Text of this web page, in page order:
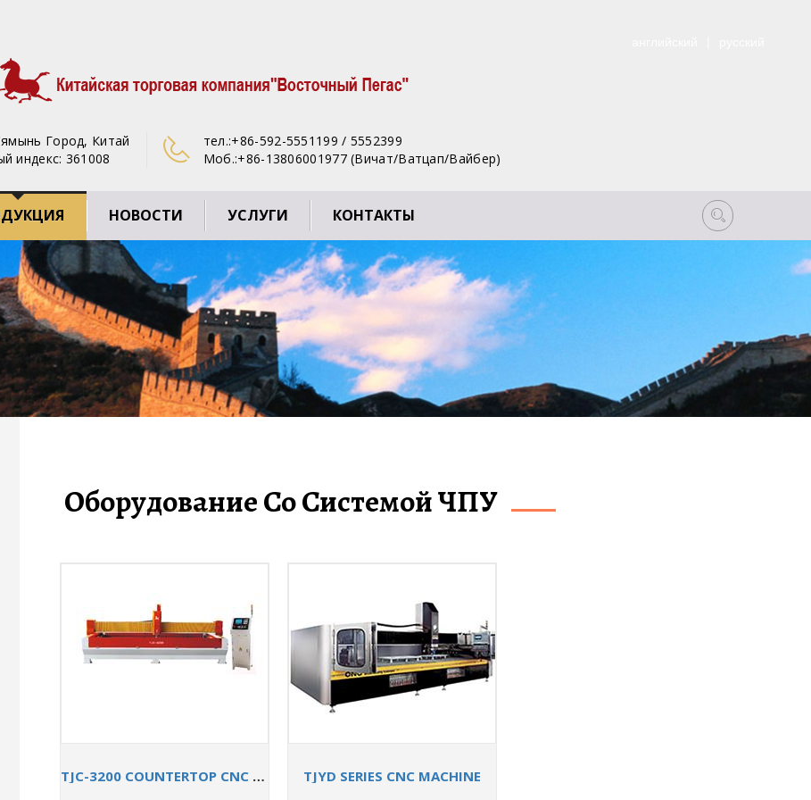
тел.:+86-592-5551199 / 5552399
Моб.:+86-13806001977 (Вичат/Ватцап/Вайбер)
Город, Китай
индекс: 361008
НОВОСТИ УСЛУГИ КОНТАКТЫ
Оборудование Со Системой ЧПУ
TJC-3200 COUNTERTOP CNC MACHINE TJYD SERIES CNC MACHINE